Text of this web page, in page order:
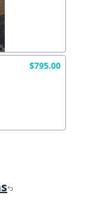
$795.00